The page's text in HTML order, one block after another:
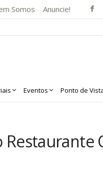
Somos Anuncie!
Eventos Ponto de
Restaurante